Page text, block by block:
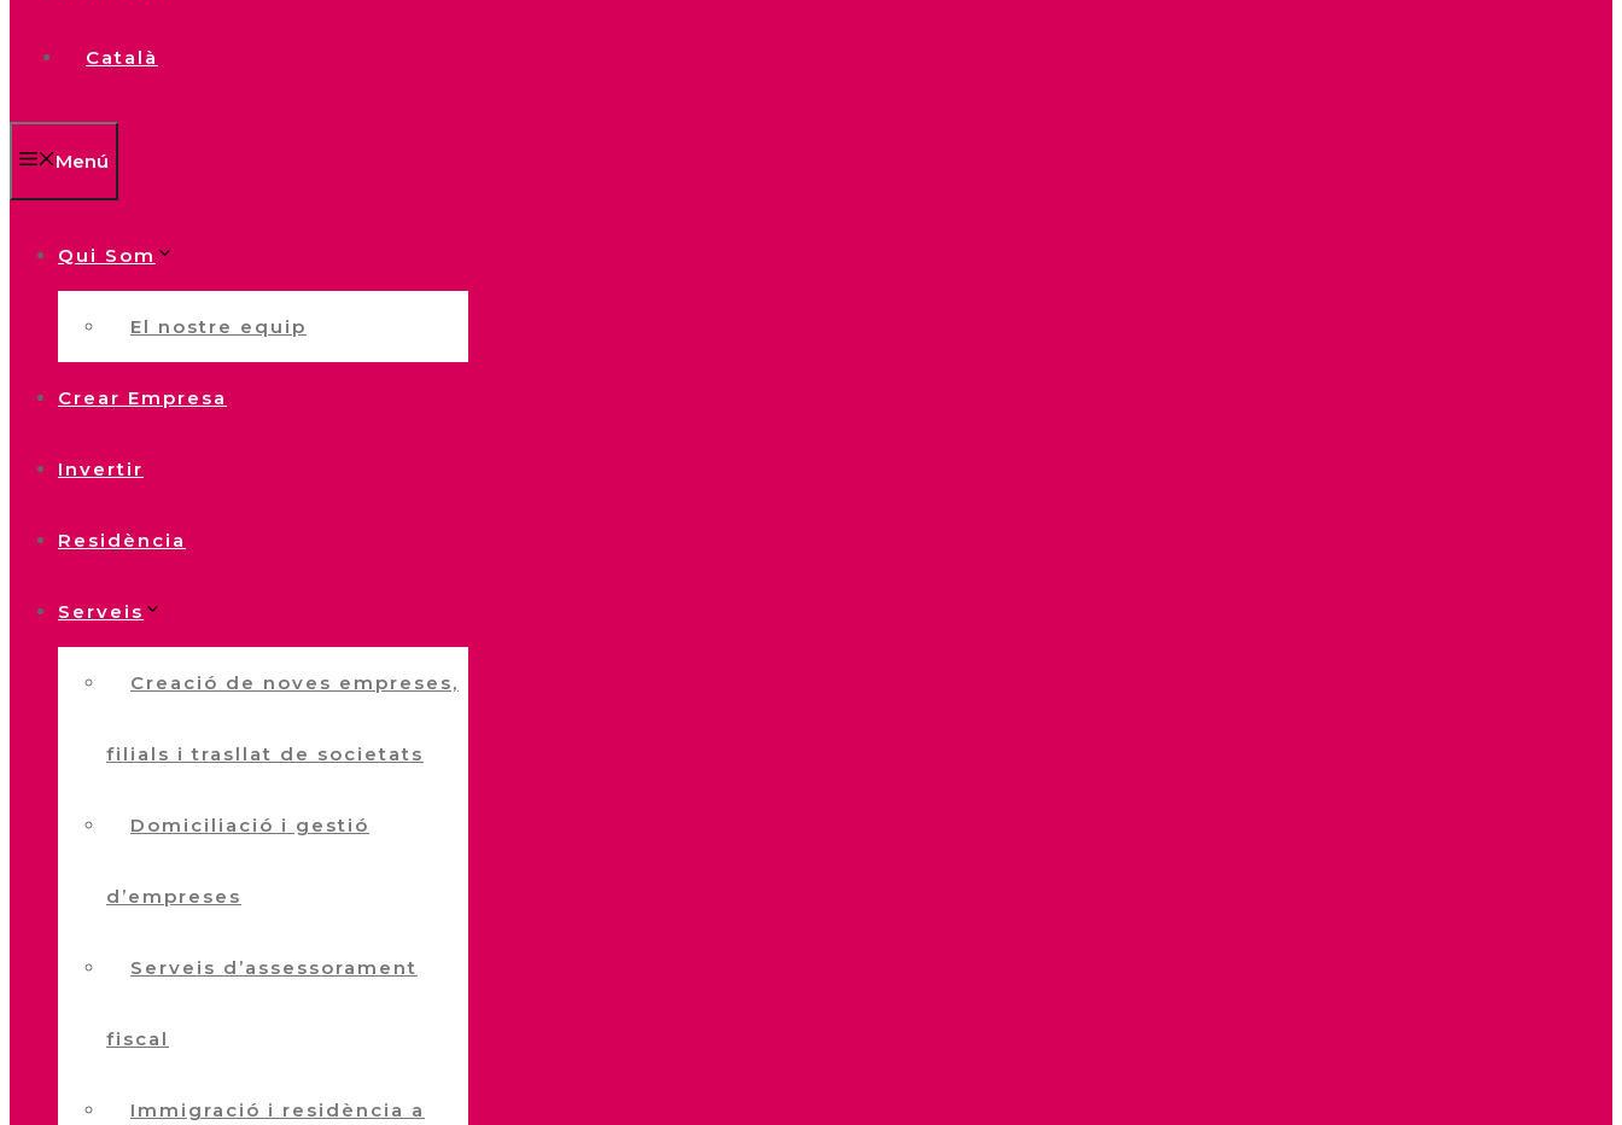
Català
Menú
Qui Som
El nostre equip
Crear Empresa
Invertir
Residència
Serveis
Creació de noves empreses,
filials i trasllat de societats
Domiciliació i gestió
d’empreses
Serveis d’assessorament
fiscal
Immigració i residència a